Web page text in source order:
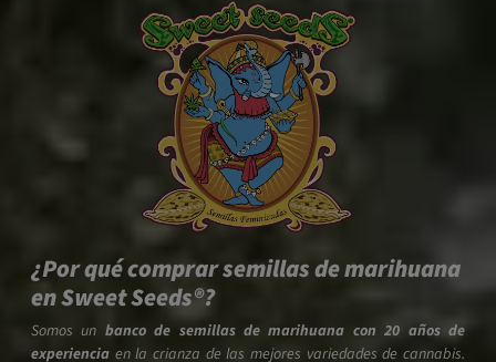
¿Por qué comprar semillas de marihuana
en Sweet Seeds®?
Somos un banco de semillas de marihuana con 20 años de
experiencia en la crianza de las mejores variedades de cannabis.